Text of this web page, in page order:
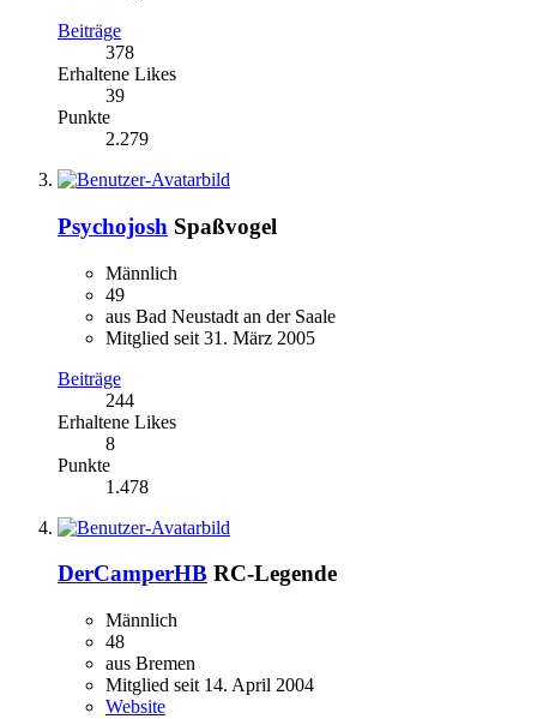
Beiträge
378
Erhaltene Likes
39
Punkte
2.279
Psychojosh Spaßvogel
Männlich
49
aus Bad Neustadt an der Saale
Mitglied seit 31. März 2005
Beiträge
244
Erhaltene Likes
8
Punkte
1.478
DerCamperHB RC-Legende
Männlich
48
aus Bremen
Mitglied seit 14. April 2004
Website